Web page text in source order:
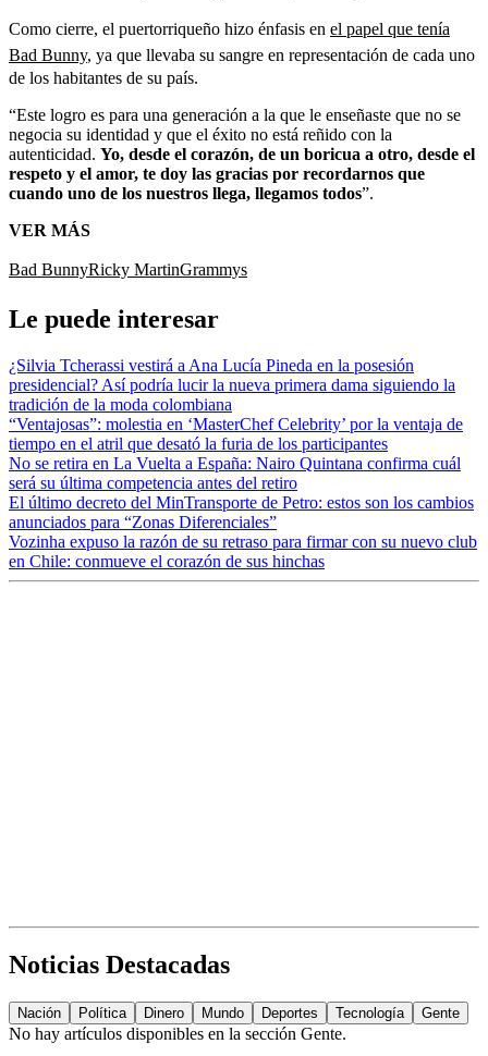
Como cierre, el puertorriqueño hizo énfasis en el papel que tenía
Bad Bunny, ya que llevaba su sangre en representación de cada uno
de los habitantes de su país.
“Este logro es para una generación a la que le enseñaste que no se
negocia su identidad y que el éxito no está reñido con la
autenticidad. Yo, desde el corazón, de un boricua a otro, desde el
respeto y el amor, te doy las gracias por recordarnos que
cuando uno de los nuestros llega, llegamos todos”.
VER MÁS
Bad BunnyRicky MartinGrammys
Le puede interesar
¿Silvia Tcherassi vestirá a Ana Lucía Pineda en la posesión
presidencial? Así podría lucir la nueva primera dama siguiendo la
tradición de la moda colombiana
“Ventajosas”: molestia en ‘MasterChef Celebrity’ por la ventaja de
tiempo en el atril que desató la furia de los participantes
No se retira en La Vuelta a España: Nairo Quintana confirma cuál
será su última competencia antes del retiro
El último decreto del MinTransporte de Petro: estos son los cambios
anunciados para “Zonas Diferenciales”
Vozinha expuso la razón de su retraso para firmar con su nuevo club
en Chile: conmueve el corazón de sus hinchas
Noticias Destacadas
Nación Política Dinero Mundo Deportes Tecnología Gente
No hay artículos disponibles en la sección Gente.